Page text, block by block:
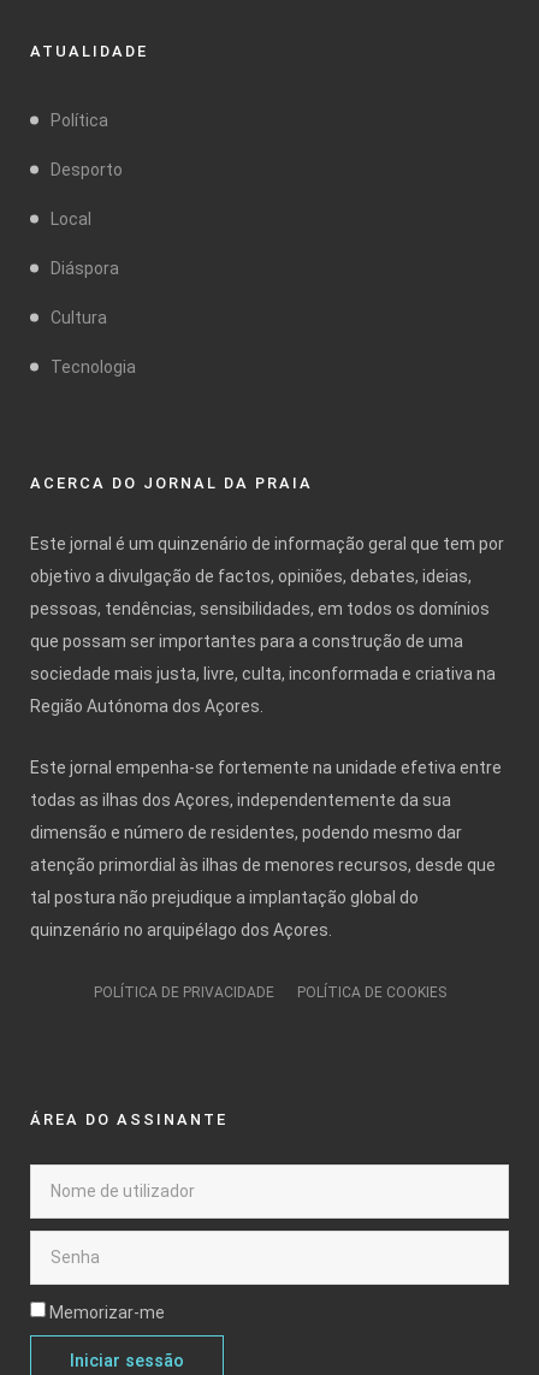
ATUALIDADE
Política
Desporto
Local
Diáspora
Cultura
Tecnologia
ACERCA DO JORNAL DA PRAIA
Este jornal é um quinzenário de informação geral que tem por
objetivo a divulgação de factos, opiniões, debates, ideias,
pessoas, tendências, sensibilidades, em todos os domínios
que possam ser importantes para a construção de uma
sociedade mais justa, livre, culta, inconformada e criativa na
Região Autónoma dos Açores.
Este jornal empenha-se fortemente na unidade efetiva entre
todas as ilhas dos Açores, independentemente da sua
dimensão e número de residentes, podendo mesmo dar
atenção primordial às ilhas de menores recursos, desde que
tal postura não prejudique a implantação global do
quinzenário no arquipélago dos Açores.
POLÍTICA DE PRIVACIDADE POLÍTICA DE COOKIES
ÁREA DO ASSINANTE
Memorizar-me
Iniciar sessão